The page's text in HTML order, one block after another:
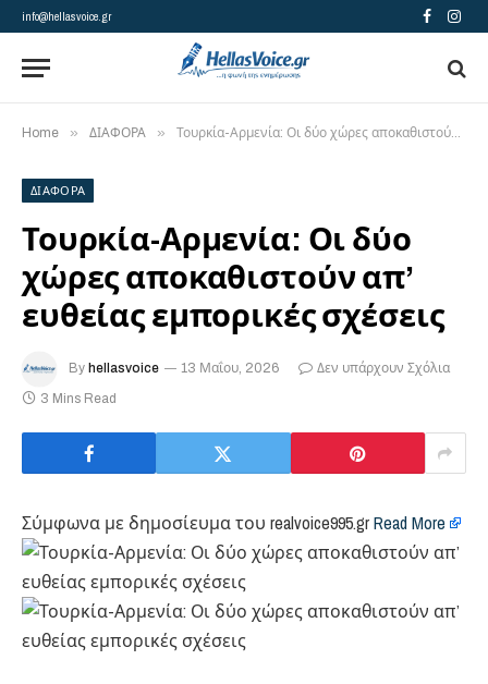
info@hellasvoice.gr Facebook
Home » ΔΙΑΦΟΡΑ » Τουρκία-Αρμενία: Οι δύο χώρες αποκαθιστούν απ’ ευθείας εμπορικές σχέσεις
ΔΙΑΦΟΡΑ
Τουρκία-Αρμενία: Οι δύο
χώρες αποκαθιστούν απ’
ευθείας εμπορικές σχέσεις
By hellasvoice 13 Μαΐου, 2026
Δεν υπάρχουν Σχόλια
3 Mins Read
Σύμφωνα με δημοσίευμα του realvoice995.grRead More